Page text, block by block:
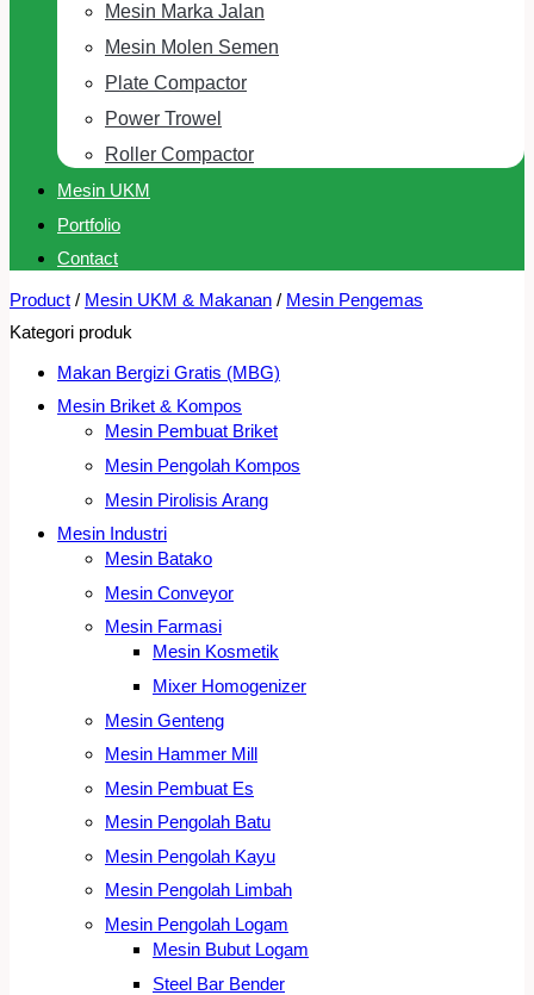
Mesin Marka Jalan
Mesin Molen Semen
Plate Compactor
Power Trowel
Roller Compactor
Mesin UKM
Portfolio
Contact
Product / Mesin UKM & Makanan / Mesin Pengemas
Kategori produk
Makan Bergizi Gratis (MBG)
Mesin Briket & Kompos
Mesin Pembuat Briket
Mesin Pengolah Kompos
Mesin Pirolisis Arang
Mesin Industri
Mesin Batako
Mesin Conveyor
Mesin Farmasi
Mesin Kosmetik
Mixer Homogenizer
Mesin Genteng
Mesin Hammer Mill
Mesin Pembuat Es
Mesin Pengolah Batu
Mesin Pengolah Kayu
Mesin Pengolah Limbah
Mesin Pengolah Logam
Mesin Bubut Logam
Steel Bar Bender